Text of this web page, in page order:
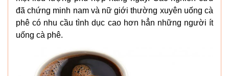
đã chứng minh nam và nữ giới thường xuyên uống cà
phê có nhu cầu tình dục cao hơn hẳn những người ít
uống cà phê.